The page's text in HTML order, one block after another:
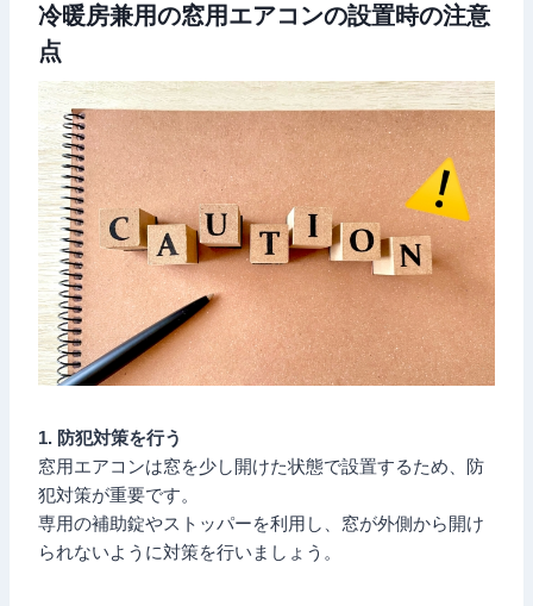
冷暖房兼用の窓用エアコンの設置時の注意
点
1. 防犯対策を行う
窓用エアコンは窓を少し開けた状態で設置するため、防
犯対策が重要です。
専用の補助錠やストッパーを利用し、窓が外側から開け
られないように対策を行いましょう。